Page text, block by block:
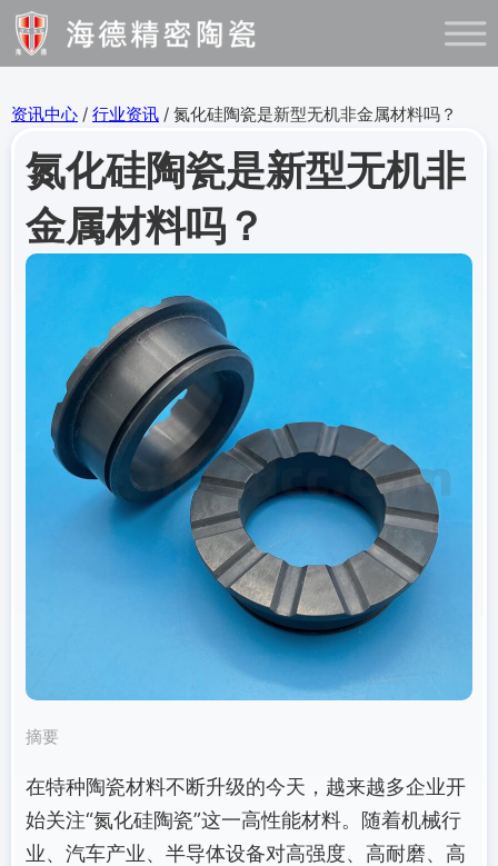
资讯中心 / 行业资讯 / 氮化硅陶瓷是新型无机非金属材料吗？
氮化硅陶瓷是新型无机非
金属材料吗？
摘要
在特种陶瓷材料不断升级的今天，越来越多企业开
始关注“氮化硅陶瓷”这一高性能材料。随着机械行
业、汽车产业、半导体设备对高强度、高耐磨、高